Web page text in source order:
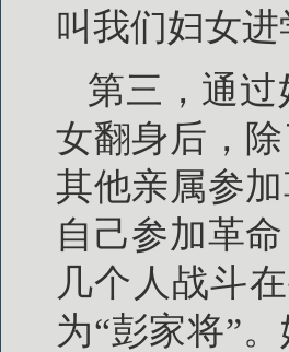
叫我们妇女进
第三，通
女翻身后，
其他亲属参
自己参加革
几个人战斗
为“彭家将”